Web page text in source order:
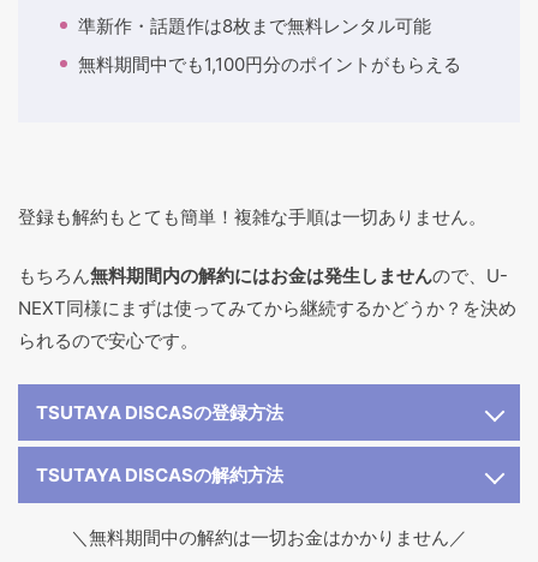
準新作・話題作は8枚まで無料レンタル可能
無料期間中でも1,100円分のポイントがもらえる
登録も解約もとても簡単！複雑な手順は一切ありません。
もちろん無料期間内の解約にはお金は発生しませんので、U-
NEXT同様にまずは使ってみてから継続するかどうか？を決め
られるので安心です。
TSUTAYA DISCASの登録方法
TSUTAYA DISCASの解約方法
＼無料期間中の解約は一切お金はかかりません／